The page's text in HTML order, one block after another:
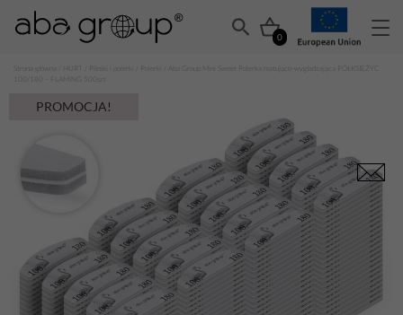
0
Pilniki i polerki Polerki
/ Aba Group Mini Sweet Polerka matująco-wygładzająca PÓŁKSIĘŻYC
100/180 – FLAMING 500szt
PROMOCJA!